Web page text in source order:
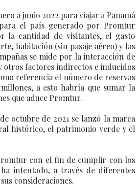
a junio 2022 para viajar a Panamá
para el país generado por Promtur
la cantidad de visitantes, el gasto
habitación (sin pasaje aéreo) y las
se mide por la interacción de
otros factores indirectos e inducidos
referencia el número de reservas
a esto habría que sumar la
que aduce Promtur.
octubre de 2021 se lanzó la marca
histórico, el patrimonio verde y el
con el fin de cumplir con los
intentado, a través de diferentes
consideraciones.